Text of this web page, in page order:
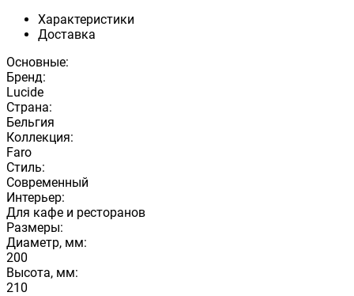
Характеристики
Доставка
Основные:
Бренд:
Lucide
Страна:
Бельгия
Коллекция:
Faro
Стиль:
Современный
Интерьер:
Для кафе и ресторанов
Размеры:
Диаметр, мм:
200
Высота, мм:
210